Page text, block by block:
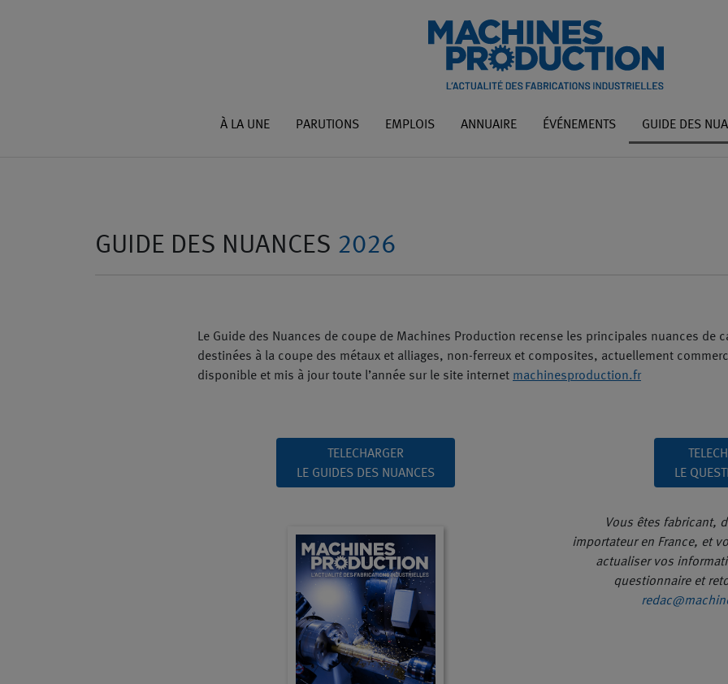
À LA UNE PARUTIONS EMPLOIS ANNUAIRE ÉVÉNEMENTS GUIDE DES
GUIDE DES NUANCES 2026
Le Guide des Nuances de coupe de Machines Production recense les principales nuances de
destinées à la coupe des métaux et alliages, non-ferreux et composites, actuellement
disponible et mis à jour toute l’année sur le site internet machinesproduction.fr
TELECHARGER
LE GUIDES DES NUANCES
LE
Vous êtes fabricant,
importateur en France, et
actualiser vos
questionnaire et